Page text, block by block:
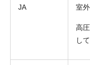
JA 室
高
し